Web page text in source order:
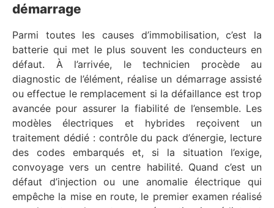
démarrage
Parmi toutes les causes d’immobilisation, c’est la
batterie qui met le plus souvent les conducteurs en
défaut. À l’arrivée, le technicien procède au
diagnostic de l’élément, réalise un démarrage assisté
ou effectue le remplacement si la défaillance est trop
avancée pour assurer la fiabilité de l’ensemble. Les
modèles électriques et hybrides reçoivent un
traitement dédié : contrôle du pack d’énergie, lecture
des codes embarqués et, si la situation l’exige,
convoyage vers un centre habilité. Quand c’est un
défaut d’injection ou une anomalie électrique qui
empêche la mise en route, le premier examen réalisé